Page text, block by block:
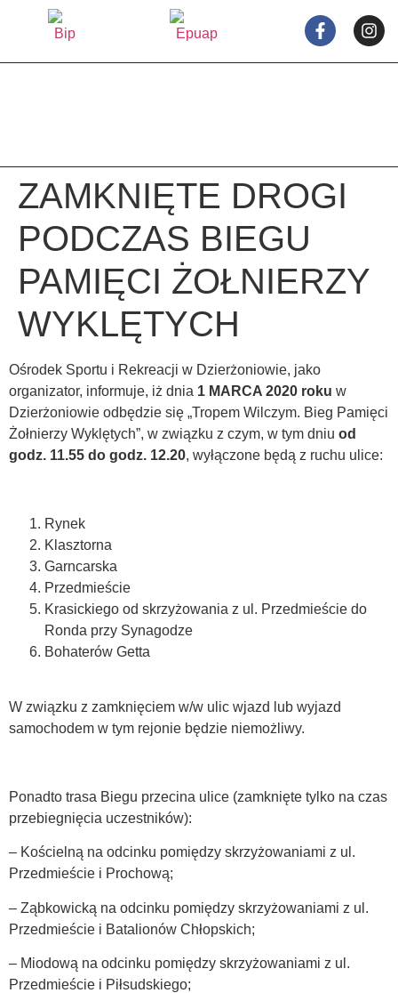
ZAMKNIĘTE DROGI
PODCZAS BIEGU
PAMIĘCI ŻOŁNIERZY
WYKLĘTYCH
Ośrodek Sportu i Rekreacji w Dzierżoniowie, jako
organizator, informuje, iż dnia 1 MARCA 2020 roku w
Dzierżoniowie odbędzie się „Tropem Wilczym. Bieg Pamięci
Żołnierzy Wyklętych”, w związku z czym, w tym dniu od
godz. 11.55 do godz. 12.20, wyłączone będą z ruchu ulice:
Rynek
Klasztorna
Garncarska
Przedmieście
Krasickiego od skrzyżowania z ul. Przedmieście do
Ronda przy Synagodze
Bohaterów Getta
W związku z zamknięciem w/w ulic wjazd lub wyjazd
samochodem w tym rejonie będzie niemożliwy.
Ponadto trasa Biegu przecina ulice (zamknięte tylko na czas
przebiegnięcia uczestników):
– Kościelną na odcinku pomiędzy skrzyżowaniami z ul.
Przedmieście i Prochową;
– Ząbkowicką na odcinku pomiędzy skrzyżowaniami z ul.
Przedmieście i Batalionów Chłopskich;
– Miodową na odcinku pomiędzy skrzyżowaniami z ul.
Przedmieście i Piłsudskiego;